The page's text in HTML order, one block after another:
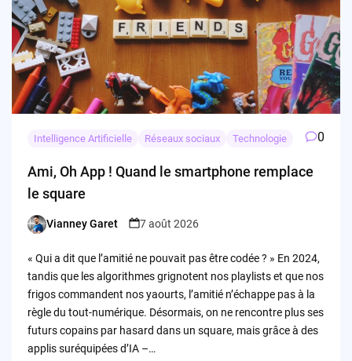
Intelligence Artificielle Réseaux sociaux Technologie 0
Ami, Oh App ! Quand le smartphone remplace
le square
Posted
Vianney Garet 7 août 2026
« Qui a dit que l’amitié ne pouvait pas être codée ? » En 2024,
tandis que les algorithmes grignotent nos playlists et que nos
frigos commandent nos yaourts, l’amitié n’échappe pas à la
règle du tout-numérique. Désormais, on ne rencontre plus ses
futurs copains par hasard dans un square, mais grâce à des
applis suréquipées d’IA –…